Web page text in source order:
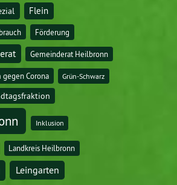
Flein
Förderung
Gemeinderat Heilbronn
gegen Corona Grün-Schwarz
Inklusion
Landkreis Heilbronn
Leingarten